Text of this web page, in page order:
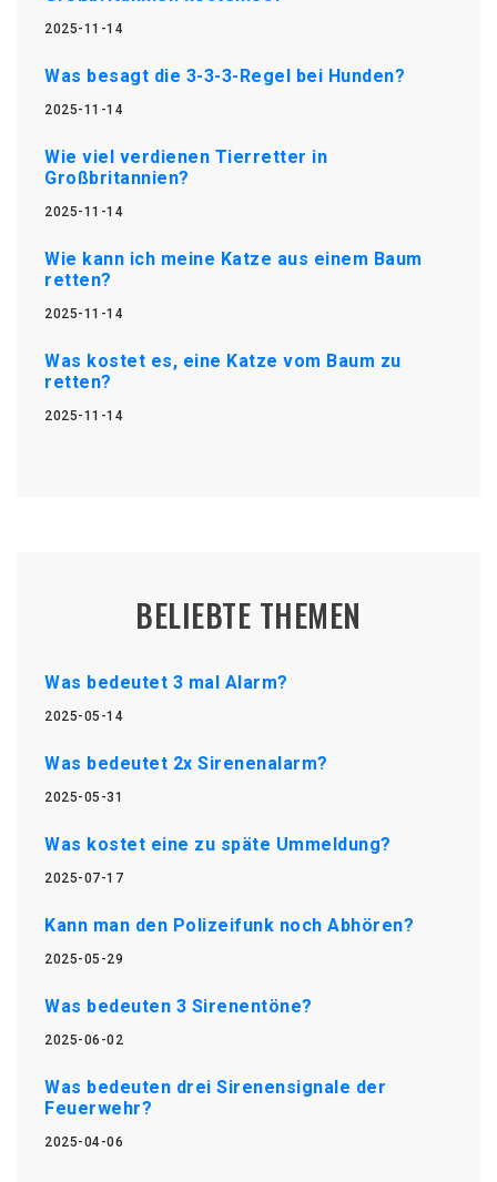
2025-11-14
Was besagt die 3-3-3-Regel bei Hunden?
2025-11-14
Wie viel verdienen Tierretter in
Großbritannien?
2025-11-14
Wie kann ich meine Katze aus einem Baum
retten?
2025-11-14
Was kostet es, eine Katze vom Baum zu
retten?
2025-11-14
BELIEBTE THEMEN
Was bedeutet 3 mal Alarm?
2025-05-14
Was bedeutet 2x Sirenenalarm?
2025-05-31
Was kostet eine zu späte Ummeldung?
2025-07-17
Kann man den Polizeifunk noch Abhören?
2025-05-29
Was bedeuten 3 Sirenentöne?
2025-06-02
Was bedeuten drei Sirenensignale der
Feuerwehr?
2025-04-06